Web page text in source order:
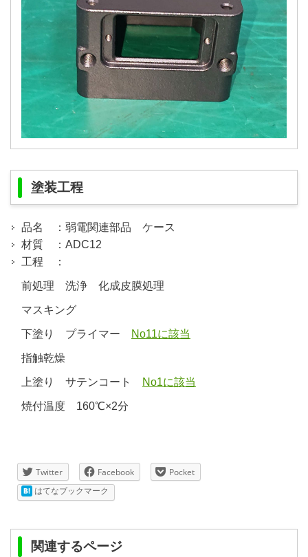
塗装工程
品名 ：弱電関連部品 ケース
材質 ：ADC12
工程 ：
前処理 洗浄 化成皮膜処理
マスキング
下塗り プライマー No11に該当
指触乾燥
上塗り サテンコート No1に該当
焼付温度 160℃×2分
Twitter Facebook
Pocket
はてなブックマーク
関連するページ